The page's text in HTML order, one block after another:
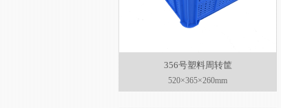
356号塑料周转筐
520×365×260mm